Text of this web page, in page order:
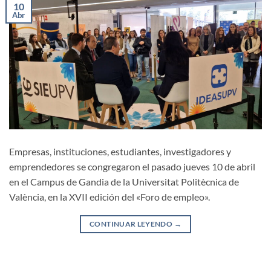
10
Abr
Empresas, instituciones, estudiantes, investigadores y
emprendedores se congregaron el pasado jueves 10 de abril
en el Campus de Gandia de la Universitat Politècnica de
València, en la XVII edición del «Foro de empleo».
CONTINUAR LEYENDO →